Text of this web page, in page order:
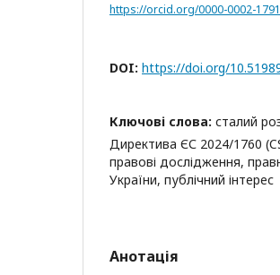
https://orcid.org/0000-0002-
DOI: https://doi.org/
Ключові слова: сталий
Директива ЄС 2024/1760
правові дослідження,
України, публічний інтерес
Анотація